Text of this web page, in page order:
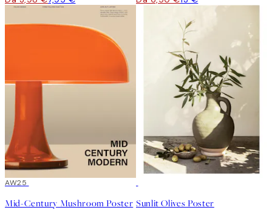
50%*
AW25
Mid-Century Mushroom Poster Sunlit Olives Poster